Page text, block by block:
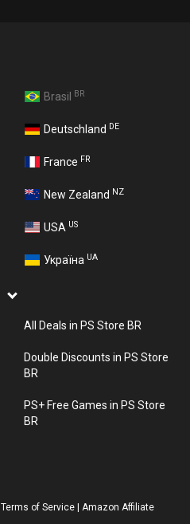
Brasil BR
Deutschland DE
France FR
New Zealand NZ
USA US
Україна UA
All Deals in PS Store BR
Double Discounts in PS Store
BR
PS+ Free Games in PS Store
BR
Terms of Service
Amazon Affiliate